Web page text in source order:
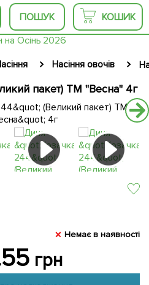
ПОШУК КОШИК
Насіння овочів
пакет) ТМ "Весна" 4г
Немає в наявності
грн